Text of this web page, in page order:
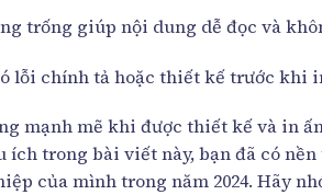
trống giúp nội dung dễ đọc và
lỗi chính tả hoặc thiết kế trước khi
mạnh mẽ khi được thiết kế và in
trong bài viết này, bạn đã có
của mình trong năm 2024. Hãy